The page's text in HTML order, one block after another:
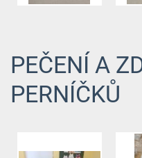
PEČENÍ A
PERNÍČKŮ